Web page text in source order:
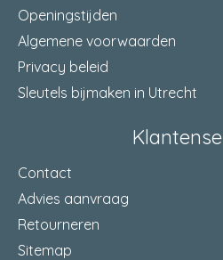
Openingstijden
Algemene voorwaarden
Privacy beleid
Sleutels bijmaken in Utrecht
Contact
Advies aanvraag
Retourneren
Sitemap